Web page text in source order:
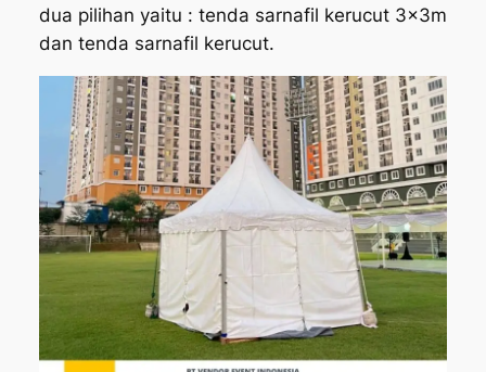
dua pilihan yaitu : tenda sarnafil kerucut 3x3m
dan tenda sarnafil kerucut.